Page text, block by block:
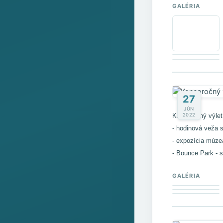
GALÉRIA
27
JÚN
2022
Koncoročný
- hodinová veža
- expozícia
- Bounce Park -
GALÉRIA